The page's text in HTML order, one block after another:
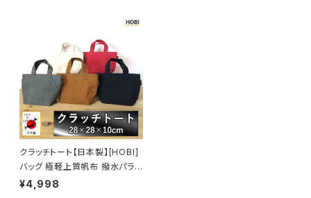
ロールテーブルM3713装着可
能 ミリタリー アンモボックス ツ
ール コンテナ ギア収納 軽量 鞄
かばん キャンプ 【MADE IN JA
クラッチトート【日本製】[HOBI]
バッグ 極軽上質帆布 撥水パラフ
ィン加工 [無骨でタフ] チョイ持
¥4,998